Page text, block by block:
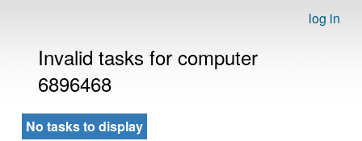
log in
Invalid tasks for computer
6896468
No tasks to display